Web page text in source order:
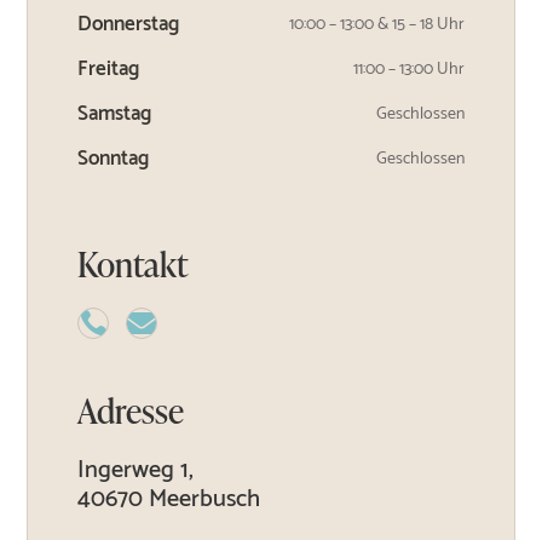
Donnerstag 10:00 – 13:00 & 15 – 18 Uhr
Freitag 11:00 – 13:00 Uhr
Samstag Geschlossen
Sonntag Geschlossen
Kontakt
 
Adresse
Ingerweg 1,
40670 Meerbusch